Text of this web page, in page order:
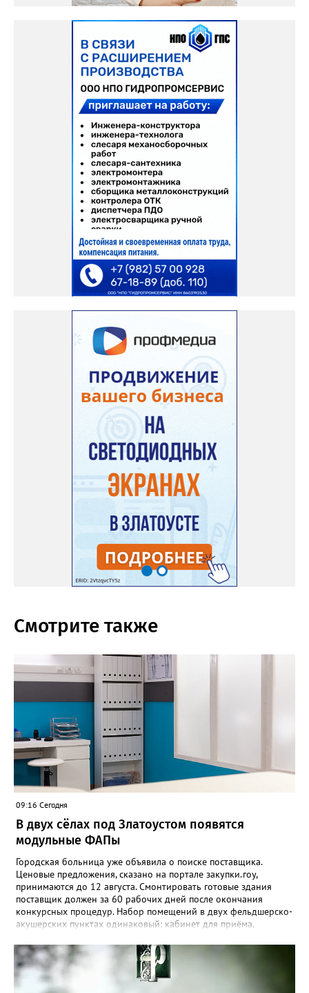
Смотрите также
09:16 Сегодня
В двух сёлах под Златоустом появятся
модульные ФАПы
Городская больница уже объявила о поиске поставщика.
Ценовые предложения, сказано на портале закупки.гоу,
принимаются до 12 августа. Смонтировать готовые здания
поставщик должен за 60 рабочих дней после окончания
конкурсных процедур. Набор помещений в двух фельдшерско-
акушерских пунктах одинаковый: кабинет для приёма,
также комната для хранения лекарственных препаратов и
другие вспомогательные. В Веселовке новый ФАП
расположится на участке №58 по улице Ленина, в Кувашах –
на Советской, 79.